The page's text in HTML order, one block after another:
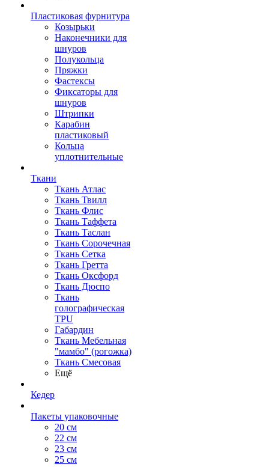
Пластиковая фурнитура
Козырьки
Наконечники для
шнуров
Полукольца
Пряжки
Фастексы
Фиксаторы для
шнуров
Штрипки
Карабин
пластиковый
Кольца
уплотнительные
Ткани
Ткань Атлас
Ткань Твилл
Ткань Флис
Ткань Таффета
Ткань Таслан
Ткань Сорочечная
Ткань Сетка
Ткань Гретта
Ткань Оксфорд
Ткань Дюспо
Ткань
голографическая
TPU
Габардин
Ткань Мебельная
"мамбо" (рогожка)
Ткань Смесовая
Ещё
Кедер
Пакеты упаковочные
20 см
22 см
23 см
25 см